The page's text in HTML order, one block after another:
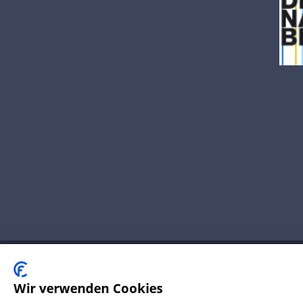
© 2020 IP Central GmbH
Wir verwenden Cookies